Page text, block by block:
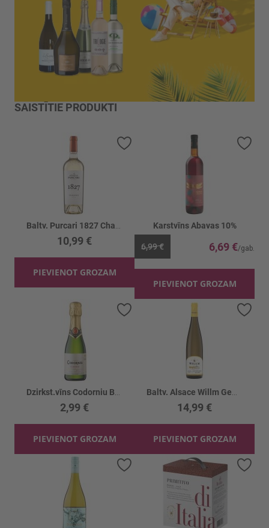
SAISTĪTIE PRODUKTI
10,99 €
PIEVIENOT GROZAM
Karstvīns Abavas 10%
6,99 € 6,69 €
PIEVIENOT GROZAM
2,99 €
PIEVIENOT GROZAM
14,99 €
PIEVIENOT GROZAM
Pievienot vēlmju sarakstam